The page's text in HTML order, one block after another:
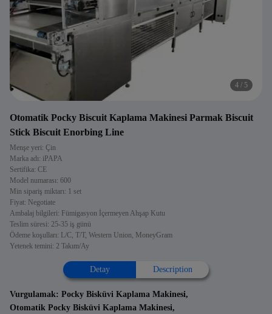
4 / 5
Otomatik Pocky Biscuit Kaplama Makinesi Parmak Biscuit
Stick Biscuit Enorbing Line
Menşe yeri: Çin
Marka adı: iPAPA
Sertifika: CE
Model numarası: 600
Min sipariş miktarı: 1 set
Fiyat: Negotiate
Ambalaj bilgileri: Fümigasyon İçermeyen Ahşap Kutu
Teslim süresi: 25-35 iş günü
Ödeme koşulları: L/C, T/T, Western Union, MoneyGram
Yetenek temini: 2 Takım/Ay
Detay Description
Vurgulamak: Pocky Bisküvi Kaplama Makinesi,
Otomatik Pocky Bisküvi Kaplama Makinesi,